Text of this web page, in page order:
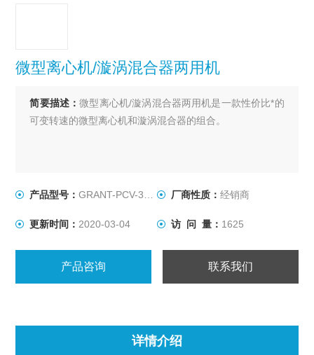
微型离心机/漩涡混合器两用机
简要描述：微型离心机/漩涡混合器两用机是一款性价比*的
可变转速的微型离心机和漩涡混合器的组合。
产品型号：GRANT-PCV-3000型 厂商性质： 经销商
更新时间： 2020-03-04 访 问 量： 1625
产品咨询 联系我们
详情介绍